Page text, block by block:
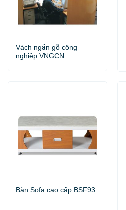
Vách ngăn gỗ công
nghiệp VNGCN
Bàn Sofa cao cấp BSF93